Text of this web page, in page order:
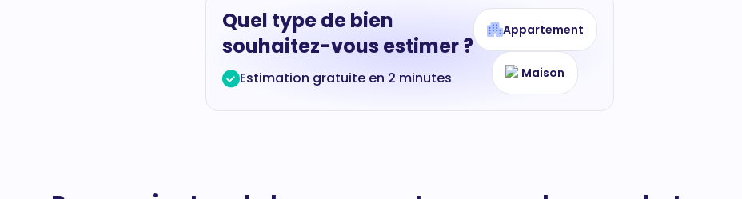
Quel type de bien
souhaitez-vous estimer ?
Estimation gratuite en 2 minutes
Appartement
Maison